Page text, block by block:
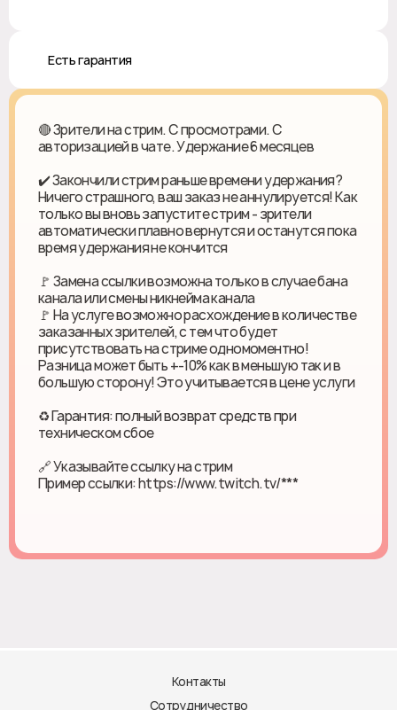
♻️ Есть гарантия
🔴 Зрители на стрим. С просмотрами. С
авторизацией в чате. Удержание 6 месяцев
✔️ Закончили стрим раньше времени удержания?
Ничего страшного, ваш заказ не аннулируется! Как
только вы вновь запустите стрим - зрители
автоматически плавно вернутся и останутся пока
время удержания не кончится
🚩 Замена ссылки возможна только в случае бана
канала или смены никнейма канала
🚩 На услуге возможно расхождение в количестве
заказанных зрителей, с тем что будет
присутствовать на стриме одномоментно!
Разница может быть +-10% как в меньшую так и в
большую сторону! Это учитывается в цене услуги
♻ Гарантия: полный возврат средств при
техническом сбое
🔗 Указывайте ссылку на стрим
Пример ссылки: https://www.twitch.tv/***
Контакты
Сотрудничество